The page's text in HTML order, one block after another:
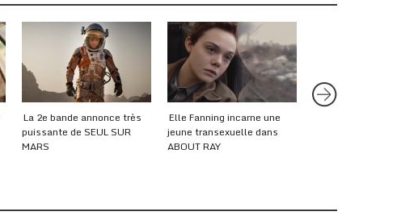
La 2e bande annonce très
puissante de SEUL SUR
MARS
Elle Fanning incarne une
jeune transexuelle dans
ABOUT RAY